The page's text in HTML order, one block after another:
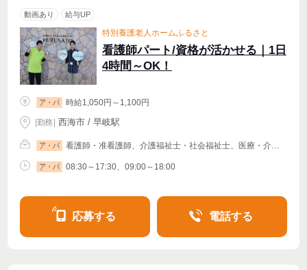
動画あり 給与UP
特別養護老人ホームふるさと
看護師パート/資格が活かせる｜1日
4時間～OK！
ア・パ 時給1,050円～1,100円
|勤務 西海市 / 早岐駅
ア・パ 看護師・准看護師、介護福祉士・社会福祉士、医療・介護・福祉その他
ア・パ 08:30～17:30、09:00～18:00
応募する 電話する